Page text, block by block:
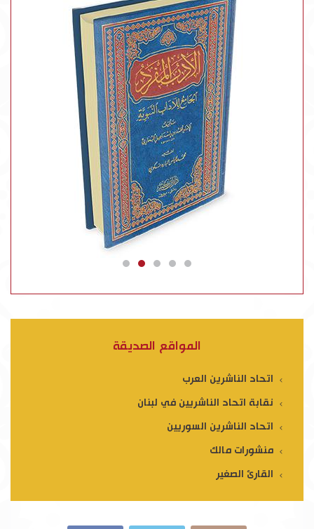
المواقع الصديقة
اتحاد الناشرين العرب
نقابة اتحاد الناشريين في لبنان
اتحاد الناشرين السوريين
منشورات مالك
القارئ الصغير